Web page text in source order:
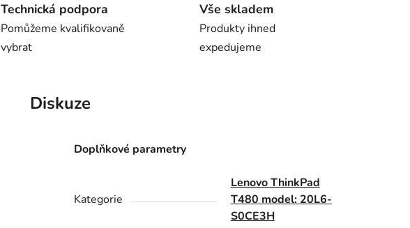
Technická podpora
Pomůžeme kvalifikovaně
vybrat
Vše skladem
Produkty ihned
expedujeme
Diskuze
Doplňkové parametry
Kategorie
Lenovo ThinkPad
T480 model: 20L6-
S0CE3H